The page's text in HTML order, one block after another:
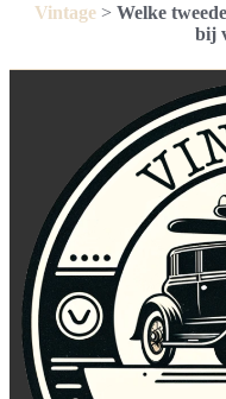
Vintage> Welke
bij